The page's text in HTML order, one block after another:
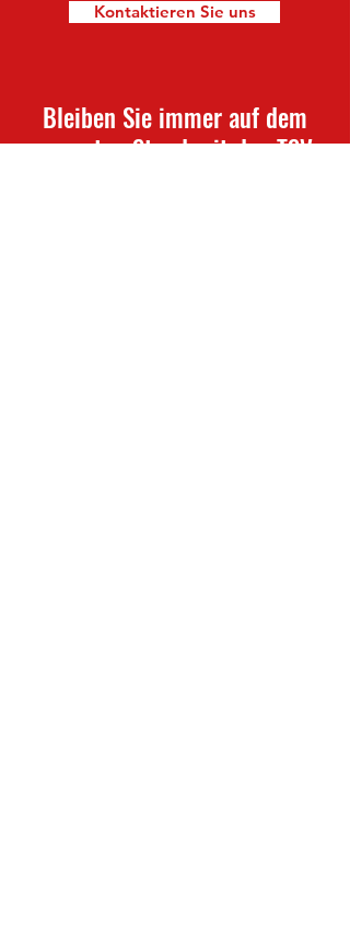
Kontaktieren Sie uns
Bleiben Sie immer auf dem
neuesten Stand mit den TSV